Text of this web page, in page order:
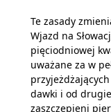
Te zasady
Wjazd na
pięciodniowej
uważane za w
dawki i od
zaszczepieni